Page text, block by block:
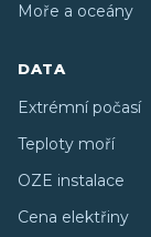
Moře a oceány
DATA
Extrémní počasí
Teploty moří
OZE instalace
Cena elektřiny